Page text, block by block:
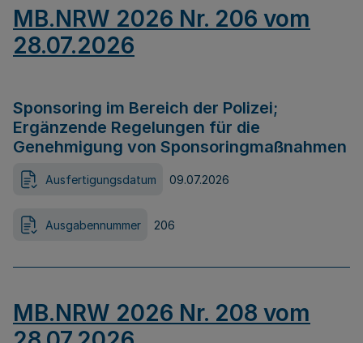
MB.NRW 2026 Nr. 206 vom
28.07.2026
Sponsoring im Bereich der Polizei;
Ergänzende Regelungen für die
Genehmigung von Sponsoringmaßnahmen
Ausfertigungsdatum 09.07.2026
Ausgabennummer 206
MB.NRW 2026 Nr. 208 vom